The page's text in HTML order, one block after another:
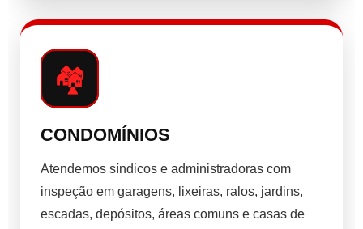
🏘️
CONDOMÍNIOS
Atendemos síndicos e administradoras com
inspeção em garagens, lixeiras, ralos, jardins,
escadas, depósitos, áreas comuns e casas de